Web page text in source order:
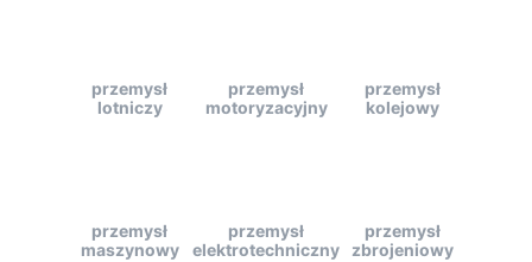
przemysł
lotniczy
przemysł
motoryzacyjny
przemysł
kolejowy
przemysł
maszynowy
przemysł
elektrotechniczny
przemysł
zbrojeniowy